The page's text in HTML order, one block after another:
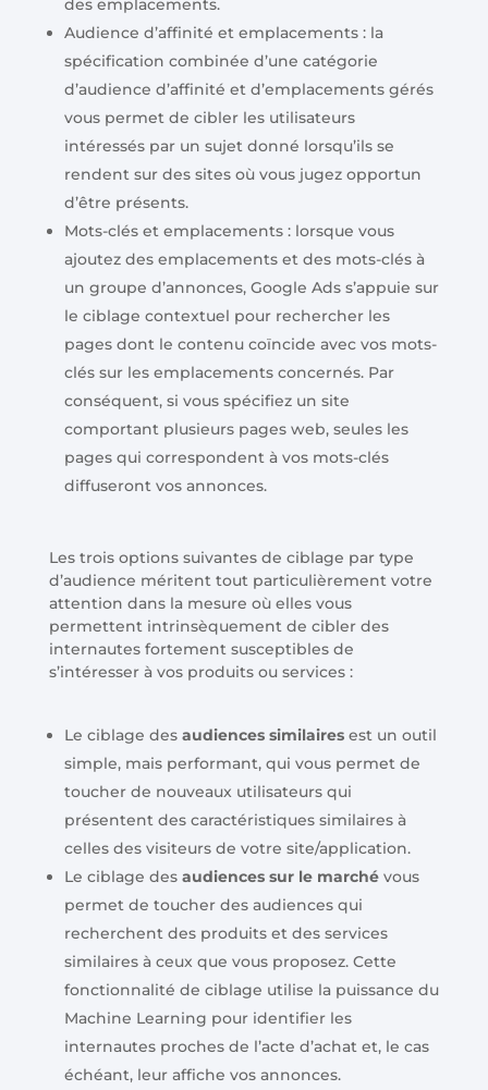
des emplacements.
Audience d’affinité et emplacements : la
spécification combinée d’une catégorie
d’audience d’affinité et d’emplacements gérés
vous permet de cibler les utilisateurs
intéressés par un sujet donné lorsqu’ils se
rendent sur des sites où vous jugez opportun
d’être présents.
Mots-clés et emplacements : lorsque vous
ajoutez des emplacements et des mots-clés à
un groupe d’annonces, Google Ads s’appuie sur
le ciblage contextuel pour rechercher les
pages dont le contenu coïncide avec vos mots-
clés sur les emplacements concernés. Par
conséquent, si vous spécifiez un site
comportant plusieurs pages web, seules les
pages qui correspondent à vos mots-clés
diffuseront vos annonces.
Les trois options suivantes de ciblage par type
d’audience méritent tout particulièrement votre
attention dans la mesure où elles vous
permettent intrinsèquement de cibler des
internautes fortement susceptibles de
s’intéresser à vos produits ou services :
Le ciblage des audiences similairesest un outil
simple, mais performant, qui vous permet de
toucher de nouveaux utilisateurs qui
présentent des caractéristiques similaires à
celles des visiteurs de votre site/application.
Le ciblage des audiences sur le marchévous
permet de toucher des audiences qui
recherchent des produits et des services
similaires à ceux que vous proposez. Cette
fonctionnalité de ciblage utilise la puissance du
Machine Learning pour identifier les
internautes proches de l’acte d’achat et, le cas
échéant, leur affiche vos annonces.